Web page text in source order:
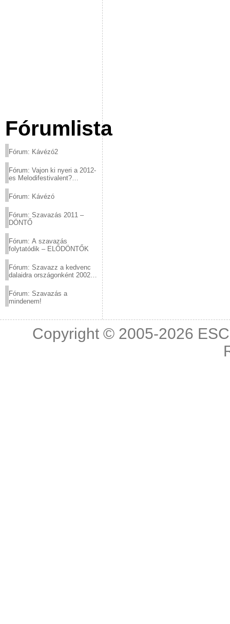
Fórumlista
Fórum: Kávézó2
Fórum: Vajon ki nyeri a 2012-
es Melodifestivalent?
Fórum: Kávézó
Fórum: Szavazás 2011 –
DÖNTŐ
Fórum: A szavazás
folytatódik – ELŐDÖNTŐK
Fórum: Szavazz a kedvenc
dalaidra országonként 2002
Fórum: Szavazás a
mindenem!
Copyright © 2005-2026